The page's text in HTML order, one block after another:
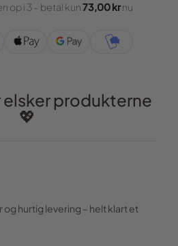
op i 3 – betal kun73,00 krnu
elsker produkterne
💖
hurtig levering – helt klart et